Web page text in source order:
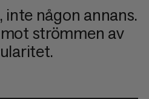
inte någon annans.
strömmen av